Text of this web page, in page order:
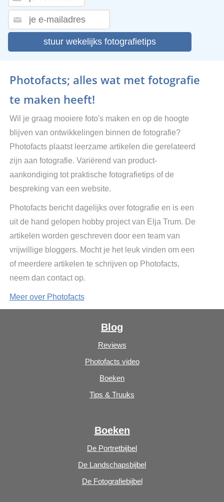
stuur wekelijks fotografietips
Photofacts; alles wat met fotografie
te maken heeft!
Wil je graag mooiere foto's maken en op de hoogte
blijven van ontwikkelingen binnen de fotografie?
Photofacts plaatst leerzame artikelen die gerelateerd
zijn aan fotografie. Variërend van product-
aankondiging tot praktische fotografietips of de
bespreking van een website.
Photofacts bericht dagelijks over fotografie en is een
uit de hand gelopen hobby project van Elja Trum. De
artikelen worden geschreven door een team van
vrijwillige bloggers. Mocht je het leuk vinden om een
of meerdere artikelen te schrijven op Photofacts,
neem dan contact op.
Meer over Photofacts
Blog
Reviews
Photofacts video
Boeken
Tips & Truuks
Boeken
De Portretbijbel
De Landschapsbijbel
De Fotografiebijbel